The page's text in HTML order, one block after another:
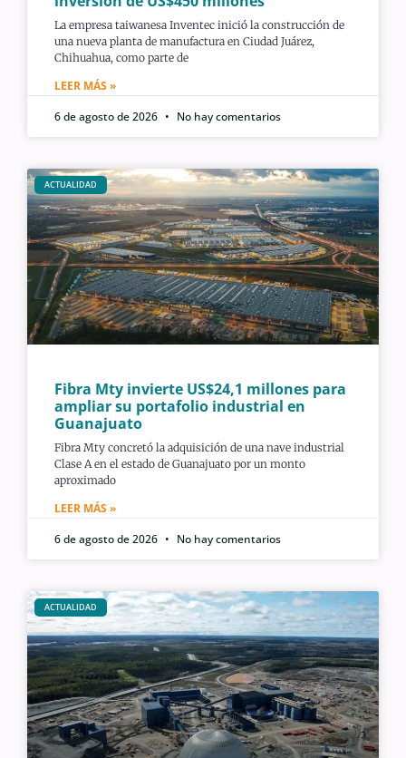
La empresa taiwanesa Inventec inició la construcción de
una nueva planta de manufactura en Ciudad Juárez,
Chihuahua, como parte de
LEER MÁS »
6 de agosto de 2026
No hay comentarios
ACTUALIDAD
Fibra Mty invierte US$24,1 millones para
ampliar su portafolio industrial en
Guanajuato
Fibra Mty concretó la adquisición de una nave industrial
Clase A en el estado de Guanajuato por un monto
aproximado
LEER MÁS »
6 de agosto de 2026
No hay comentarios
ACTUALIDAD